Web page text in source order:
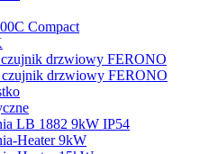
Compact
drzwiowy FERONO
drzwiowy FERONO
LB 1882 9kW IP54
Heater 9kW